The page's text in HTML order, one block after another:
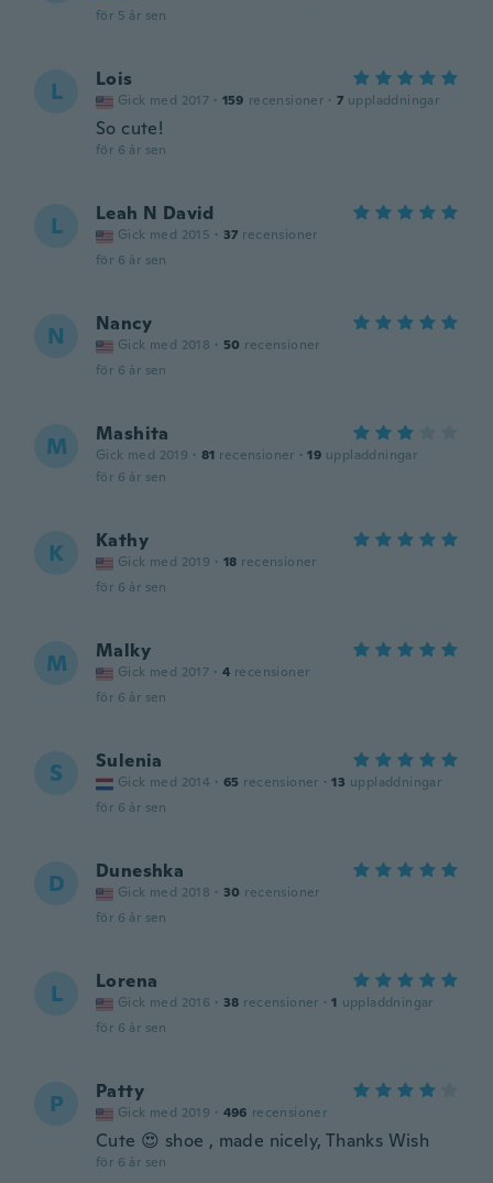
för 5 år sen
L Lois
Gick med 2017 · 159 recensioner · 7 uppladdningar
So cute!
för 6 år sen
L Leah N David
Gick med 2015 · 37 recensioner
för 6 år sen
N Nancy
Gick med 2018 · 50 recensioner
för 6 år sen
M Mashita
Gick med 2019 · 81 recensioner · 19 uppladdningar
för 6 år sen
K Kathy
Gick med 2019 · 18 recensioner
för 6 år sen
M Malky
Gick med 2017 · 4 recensioner
för 6 år sen
S Sulenia
Gick med 2014 · 65 recensioner · 13 uppladdningar
för 6 år sen
D Duneshka
Gick med 2018 · 30 recensioner
för 6 år sen
L Lorena
Gick med 2016 · 38 recensioner · 1 uppladdningar
för 6 år sen
P Patty
Gick med 2019 · 496 recensioner
Cute 😍 shoe , made nicely, Thanks Wish
för 6 år sen